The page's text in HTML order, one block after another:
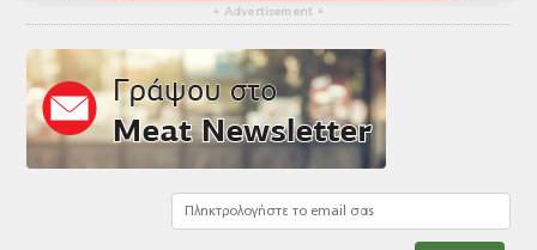
▴ Advertisement ▴